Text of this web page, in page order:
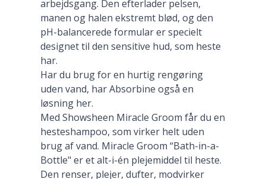
arbejdsgang. Den efterlader pelsen,
manen og halen ekstremt blød, og den
pH-balancerede formular er specielt
designet til den sensitive hud, som heste
har.
Har du brug for en hurtig rengøring
uden vand, har Absorbine også en
løsning her.
Med Showsheen Miracle Groom får du en
hesteshampoo, som virker helt uden
brug af vand. Miracle Groom “Bath-in-a-
Bottle" er et alt-i-én plejemiddel til heste.
Den renser, plejer, dufter, modvirker